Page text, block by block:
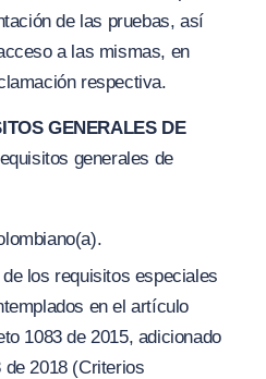
de las pruebas, así
a las mismas, en
respectiva.
GENERALES DE
generales de
los requisitos especiales
en el artículo
1083 de 2015, adicionado
de 2018 (Criterios